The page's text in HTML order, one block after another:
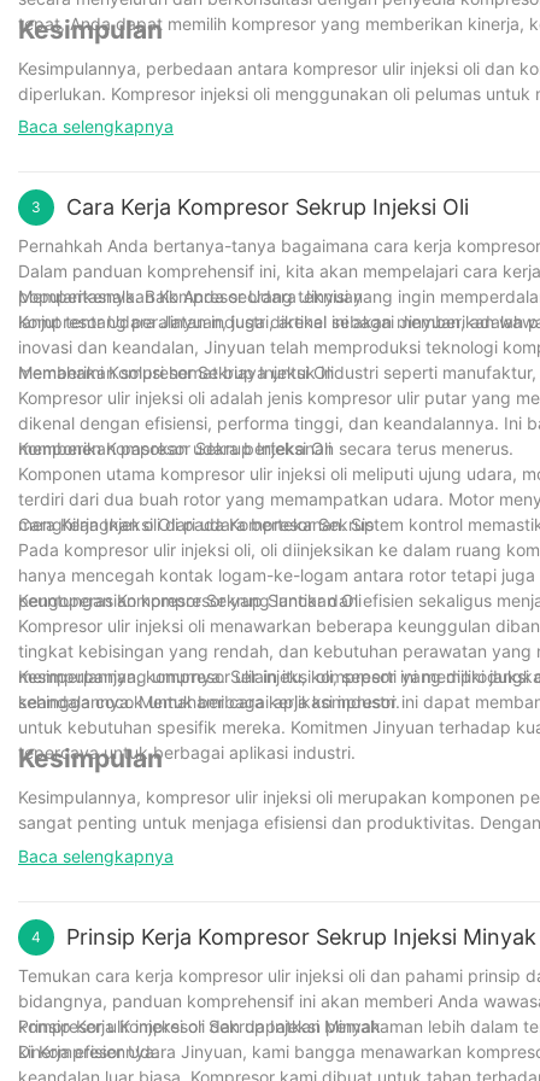
tepat, Anda dapat memilih kompresor yang memberikan kinerja,
Kesimpulan
Kesimpulannya, perbedaan antara kompresor ulir injeksi oli dan
diperlukan. Kompresor injeksi oli menggunakan oli pelumas
memerlukan oli, sehingga mengurangi risiko kontaminasi oli
semakin menyempit, dan kedua jenis ini menawarkan solusi
kompresor yang dipilih, perawatan yang tepat dan servis rutin
Baca selengkapnya
3 Cara Kerja Kompresor Sekrup Injeksi Oli
Pernahkah Anda bertanya-tanya bagaimana cara kerja
Dalam panduan komprehensif ini, kita akan mempelajari cara
popularitasnya. Baik Anda seorang teknisi yang ingin
lanjut tentang peralatan industri, artikel ini akan memberikan
Memperkenalkan Kompresor Udara Jinyuan
Kompresor Udara Jinyuan, juga dikenal sebagai Jinyuan,
inovasi dan keandalan, Jinyuan telah memproduksi teknologi
memberikan solusi hemat biaya untuk industri seperti
Memahami Kompresor Sekrup Injeksi Oli
Kompresor ulir injeksi oli adalah jenis kompresor ulir putar yang
dikenal dengan efisiensi, performa tinggi, dan keandalannya. Ini
memberikan pasokan udara bertekanan secara terus menerus.
Komponen Kompresor Sekrup Injeksi Oli
Komponen utama kompresor ulir injeksi oli meliputi ujung udara,
terdiri dari dua buah rotor yang memampatkan udara. Motor
menghilangkan oli dari udara bertekanan. Sistem kontrol
Cara Kerja Injeksi Oli pada Kompresor Sekrup
Pada kompresor ulir injeksi oli, oli diinjeksikan ke dalam ruang
hanya mencegah kontak logam-ke-logam antara rotor tetapi
pengoperasian kompresor yang lancar dan efisien sekaligus
Keuntungan Kompresor Sekrup Suntikan Oli
Kompresor ulir injeksi oli menawarkan beberapa keunggulan
tingkat kebisingan yang rendah, dan kebutuhan perawatan
memperpanjang umurnya. Selain itu, kompresor ini memiliki
sehingga cocok untuk berbagai aplikasi industri.
Kesimpulannya, kompresor ulir injeksi oli, seperti yang
keandalannya. Memahami cara kerja kompresor ini dapat
untuk kebutuhan spesifik mereka. Komitmen Jinyuan terhadap
tepercaya untuk berbagai aplikasi industri.
Kesimpulan
Kesimpulannya, kompresor ulir injeksi oli merupakan komponen
sangat penting untuk menjaga efisiensi dan produktivitas.
wawasan berharga tentang pengoperasian dan pemeliharaan
Baca selengkapnya
4 Prinsip Kerja Kompresor Sekrup Injeksi Minyak
Temukan cara kerja kompresor ulir injeksi oli dan pahami prinsip
bidangnya, panduan komprehensif ini akan memberi Anda
kompresor ulir injeksi oli dan dapatkan pemahaman lebih dalam
kinerja efisiennya.
Prinsip Kerja Kompresor Sekrup Injeksi Minyak
Di Kompresor Udara Jinyuan, kami bangga menawarkan